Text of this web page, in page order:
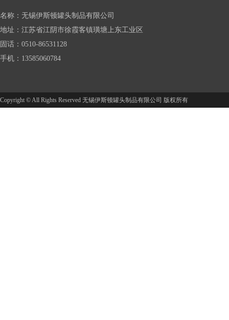
名称：无锡伊斯顿罐头制品有限公司
地址：江苏省江阴市徐霞客镇璜塘上东工业区
固话：0510-86531128
手机：13585060784
Copyright © All Rights Reserved 无锡伊斯顿罐头制品有限公司 版权所有